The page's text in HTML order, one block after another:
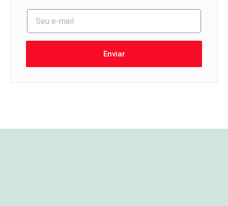
Enviar